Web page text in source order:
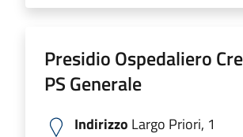
Presidio Ospedaliero
PS Generale
Indirizzo Largo Priori, 1